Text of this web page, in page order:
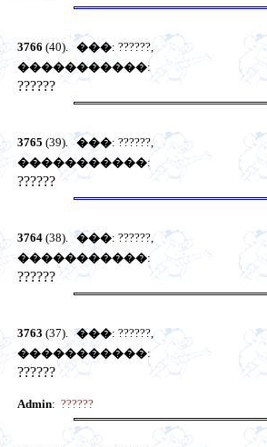
3766 (40).���: ??????,
�����������:
??????
3765 (39).���: ??????,
�����������:
??????
3764 (38).���: ??????,
�����������:
??????
3763 (37).���: ??????,
�����������:
??????
Admin: ??????